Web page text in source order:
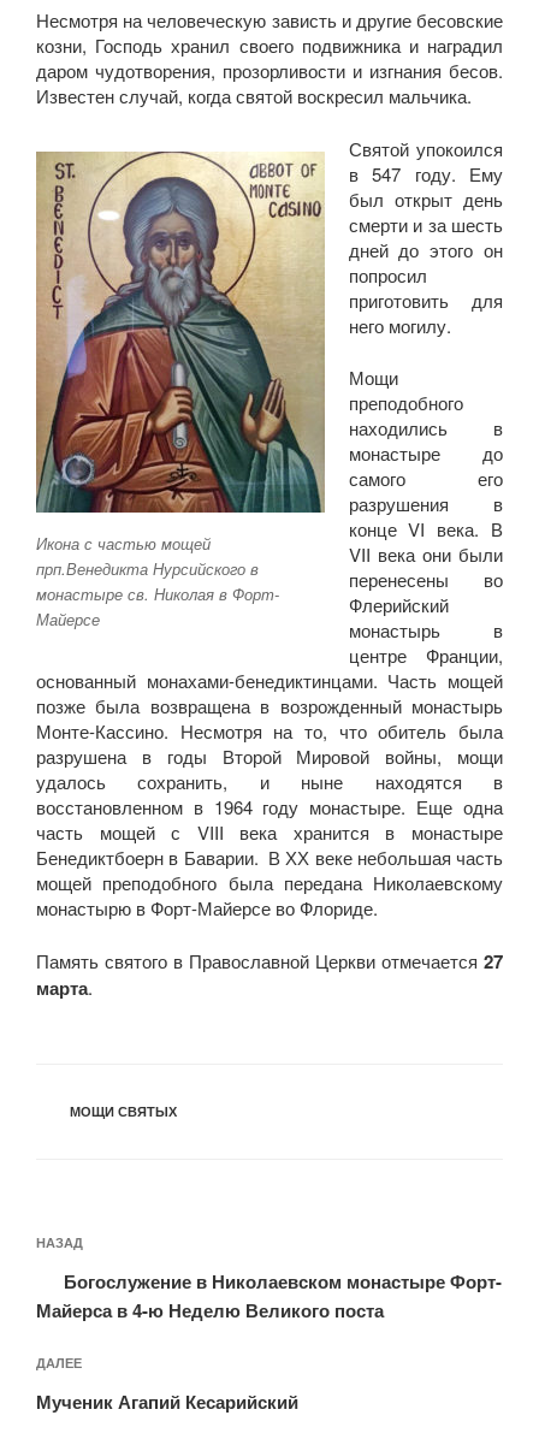
Несмотря на человеческую зависть и другие бесовские
козни, Господь хранил своего подвижника и наградил
даром чудотворения, прозорливости и изгнания бесов.
Известен случай, когда святой воскресил мальчика.
Икона с частью мощей
прп.Венедикта Нурсийского в
монастыре св. Николая в Форт-
Майерсе
Святой упокоился
в 547 году. Ему
был открыт день
смерти и за шесть
дней до этого он
попросил
приготовить для
него могилу.
Мощи
преподобного
находились в
монастыре до
самого его
разрушения в
конце VI века. В
VII века они были
перенесены во
Флерийский
монастырь в
центре Франции,
основанный монахами-бенедиктинцами. Часть мощей
позже была возвращена в возрожденный монастырь
Монте-Кассино. Несмотря на то, что обитель была
разрушена в годы Второй Мировой войны, мощи
удалось сохранить, и ныне находятся в
восстановленном в 1964 году монастыре. Еще одна
часть мощей с VIII века хранится в монастыре
Бенедиктбоерн в Баварии. В ХХ веке небольшая часть
мощей преподобного была передана Николаевскому
монастырю в Форт-Майерсе во Флориде.
Память святого в Православной Церкви отмечается 27
марта.
РУБРИКИ
МОЩИ СВЯТЫХ
по
записям
Предыдущая
запись:
НАЗАД
Богослужение в Николаевском монастыре Форт-
Майерса в 4-ю Неделю Великого поста
Следующая
запись
ДАЛЕЕ
Мученик Агапий Кесарийский